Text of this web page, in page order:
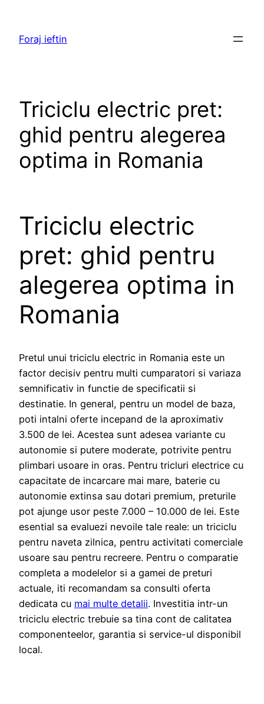
content
Foraj ieftin
Triciclu electric pret:
ghid pentru alegerea
optima in Romania
Triciclu electric
pret: ghid pentru
alegerea optima in
Romania
Pretul unui triciclu electric in Romania este un
factor decisiv pentru multi cumparatori si variaza
semnificativ in functie de specificatii si
destinatie. In general, pentru un model de baza,
poti intalni oferte incepand de la aproximativ
3.500 de lei. Acestea sunt adesea variante cu
autonomie si putere moderate, potrivite pentru
plimbari usoare in oras. Pentru tricluri electrice cu
capacitate de incarcare mai mare, baterie cu
autonomie extinsa sau dotari premium, preturile
pot ajunge usor peste 7.000 – 10.000 de lei. Este
esential sa evaluezi nevoile tale reale: un triciclu
pentru naveta zilnica, pentru activitati comerciale
usoare sau pentru recreere. Pentru o comparatie
completa a modelelor si a gamei de preturi
actuale, iti recomandam sa consulti oferta
dedicata cu mai multe detalii. Investitia intr-un
triciclu electric trebuie sa tina cont de calitatea
componenteelor, garantia si service-ul disponibil
local.